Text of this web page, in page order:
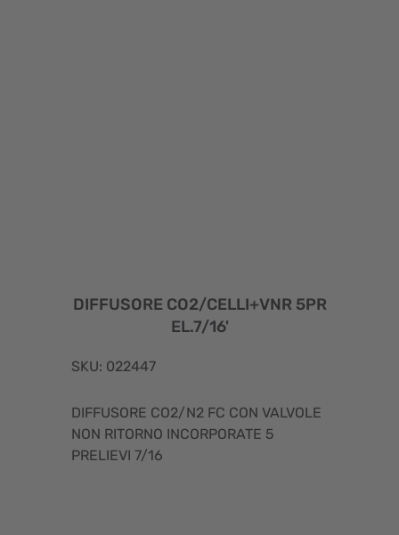
DIFFUSORE CO2/CELLI+VNR 5PR
EL.7/16'
SKU: 022447
DIFFUSORE CO2/N2 FC CON VALVOLE
NON RITORNO INCORPORATE 5
PRELIEVI 7/16